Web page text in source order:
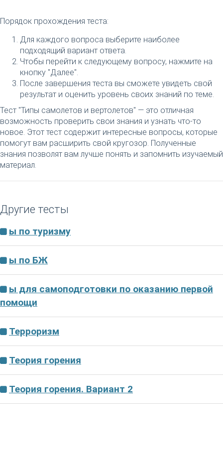
Порядок прохождения теста:
Для каждого вопроса выберите наиболее
подходящий вариант ответа.
Чтобы перейти к следующему вопросу, нажмите на
кнопку "Далее".
После завершения теста вы сможете увидеть свой
результат и оценить уровень своих знаний по теме.
Тест "Типы самолетов и вертолетов" — это отличная
возможность проверить свои знания и узнать что-то
новое. Этот тест содержит интересные вопросы, которые
помогут вам расширить свой кругозор. Полученные
знания позволят вам лучше понять и запомнить изучаемый
материал.
Другие тесты
ы по туризму
ы по БЖ
ы для самоподготовки по оказанию первой
помощи
Терроризм
Теория горения
Теория горения. Вариант 2